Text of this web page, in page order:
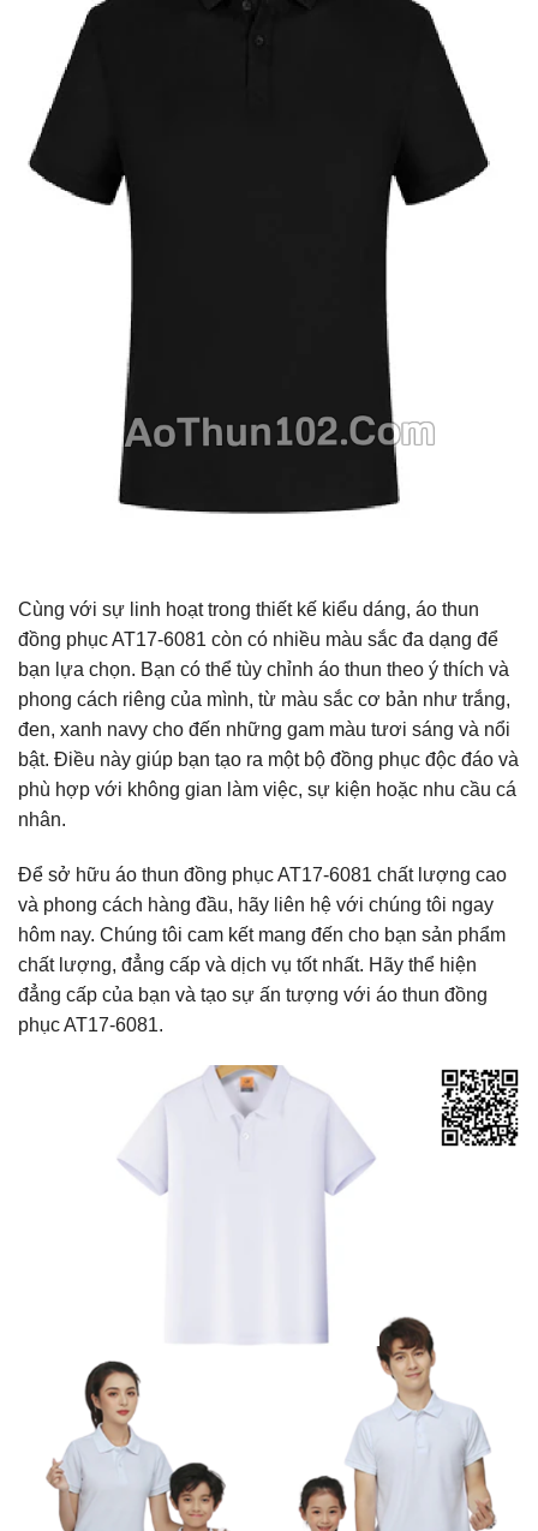
Cùng với sự linh hoạt trong thiết kế kiểu dáng, áo thun
đồng phục AT17-6081 còn có nhiều màu sắc đa dạng để
bạn lựa chọn. Bạn có thể tùy chỉnh áo thun theo ý thích và
phong cách riêng của mình, từ màu sắc cơ bản như trắng,
đen, xanh navy cho đến những gam màu tươi sáng và nổi
bật. Điều này giúp bạn tạo ra một bộ đồng phục độc đáo và
phù hợp với không gian làm việc, sự kiện hoặc nhu cầu cá
nhân.
Để sở hữu áo thun đồng phục AT17-6081 chất lượng cao
và phong cách hàng đầu, hãy liên hệ với chúng tôi ngay
hôm nay. Chúng tôi cam kết mang đến cho bạn sản phẩm
chất lượng, đẳng cấp và dịch vụ tốt nhất. Hãy thể hiện
đẳng cấp của bạn và tạo sự ấn tượng với áo thun đồng
phục AT17-6081.